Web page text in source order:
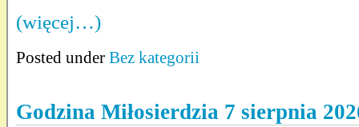
(więcej…)
Posted under Bez kategorii
Godzina Miłosierdzia 7 sierpnia